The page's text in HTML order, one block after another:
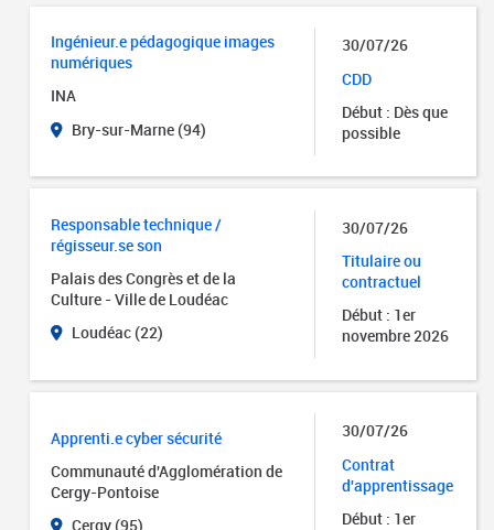
Ingénieur.e pédagogique images
numériques
INA
Bry-sur-Marne (94)
30/07/26
CDD
Début : Dès que
possible
Responsable technique /
régisseur.se son
Palais des Congrès et de la
Culture - Ville de Loudéac
Loudéac (22)
30/07/26
Titulaire ou
contractuel
Début : 1er
novembre 2026
Apprenti.e cyber sécurité
Communauté d'Agglomération de
Cergy-Pontoise
Cergy (95)
30/07/26
Contrat
d'apprentissage
Début : 1er